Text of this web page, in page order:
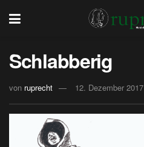
Schlabberig
von ruprecht 12. Dezember 2017